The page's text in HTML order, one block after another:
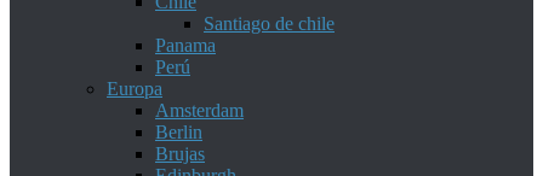
Santiago de chile
Panama
Perú
Europa
Amsterdam
Berlin
Brujas